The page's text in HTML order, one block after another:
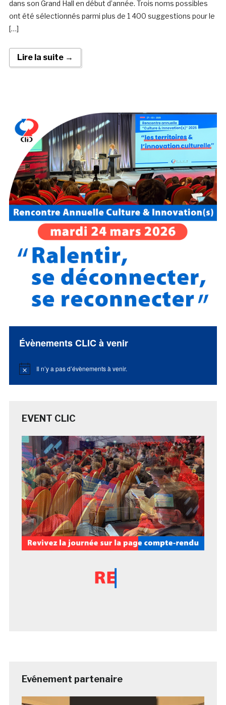
dans son Grand Hall en début d’année. Trois noms possibles
ont été sélectionnés parmi plus de 1 400 suggestions pour le
[…]
Lire la suite →
Évènements CLIC à venir
Notice Il n’y a pas d’évènements à venir.
EVENT CLIC
Evénement partenaire